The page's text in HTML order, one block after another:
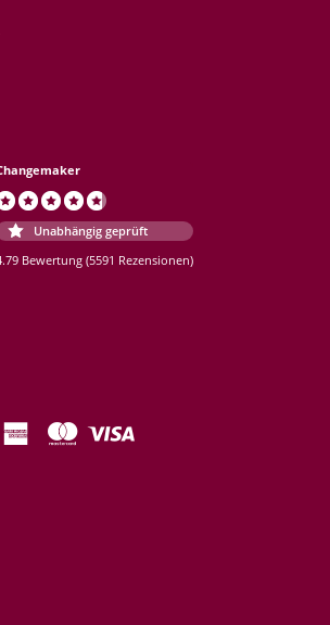
Unabhängig geprüft
Bewertung (5591 Rezensionen)